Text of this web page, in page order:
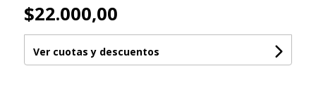
$22.000,00
Ver cuotas y descuentos